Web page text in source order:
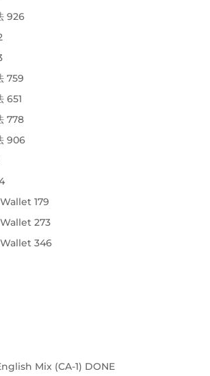
926
759
651
778
906
179
273
346
Mix (CA-1) DONE